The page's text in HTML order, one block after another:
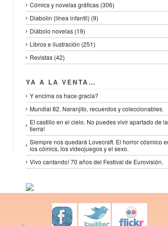
Cómics y novelas gráficas (306)
Diabolin (línea infantil) (9)
Diábolo novelas (19)
Libros e ilustración (251)
Revistas (42)
YA A LA VENTA…
Y encima os hace gracia?
Mundial 82. Naranjito, recuerdos y coleccionables.
El castillo en el cielo. No puedes vivir apartado de la
tierra!
Siempre nos quedará Lovecraft. El horror cósmico
los cómics, los videojuegos y el sexo.
Vivo cantando! 70 años del Festival de Eurovisión.